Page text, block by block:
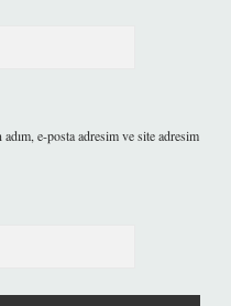
e-posta adresim ve site adresim